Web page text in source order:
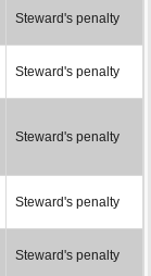
Steward's penalty
Steward's penalty
Steward's penalty
Steward's penalty
Steward's penalty